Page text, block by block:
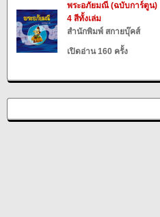
พระอภัยมณี (ฉบับการ์ตูน)
4 สีทั้งเล่ม
สำนักพิมพ์ สกายบุ๊คส์
เปิดอ่าน 160 ครั้ง